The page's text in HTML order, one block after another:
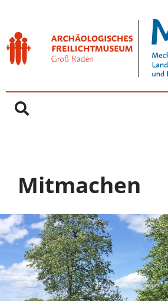
Springe direkt zu:
Inhaltsbereich
Hauptnavigation
Mitmachen